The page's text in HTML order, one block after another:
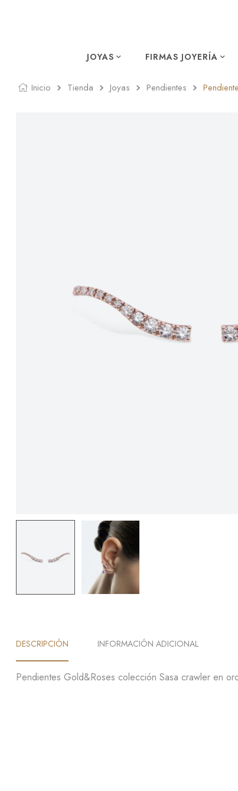
JOYAS FIRMAS JOYERÍA
Inicio Tienda Joyas Pendientes
DESCRIPCIÓN INFORMACIÓN ADICIONAL
Pendientes Gold&Roses colección Sasa crawler en